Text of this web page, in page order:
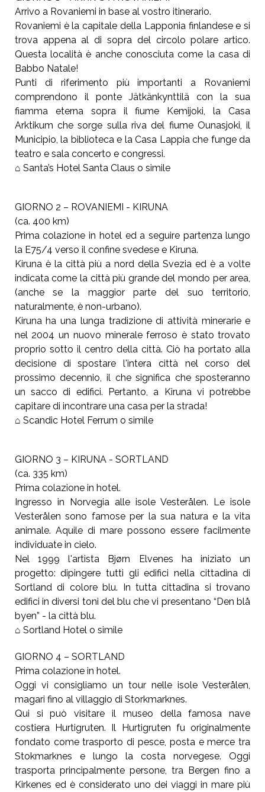
Arrivo a Rovaniemi in base al vostro itinerario.
Rovaniemi è la capitale della Lapponia finlandese e si
trova appena al di sopra del circolo polare artico.
Questa località è anche conosciuta come la casa di
Babbo Natale!
Punti di riferimento più importanti a Rovaniemi
comprendono il ponte Jätkänkynttilä con la sua
fiamma eterna sopra il fiume Kemijoki, la Casa
Arktikum che sorge sulla riva del fiume Ounasjoki, il
Municipio, la biblioteca e la Casa Lappia che funge da
teatro e sala concerto e congressi.
⌂ Santa’s Hotel Santa Claus o simile
GIORNO 2 – ROVANIEMI - KIRUNA
(ca. 400 km)
Prima colazione in hotel ed a seguire partenza lungo
la E75/4 verso il confine svedese e Kiruna.
Kiruna è la città più a nord della Svezia ed è a volte
indicata come la città più grande del mondo per area,
(anche se la maggior parte del suo territorio,
naturalmente, è non-urbano).
Kiruna ha una lunga tradizione di attività minerarie e
nel 2004 un nuovo minerale ferroso è stato trovato
proprio sotto il centro della città. Ciò ha portato alla
decisione di spostare l'intera città nel corso del
prossimo decennio, il che significa che sposteranno
un sacco di edifici. Pertanto, a Kiruna vi potrebbe
capitare di incontrare una casa per la strada!
⌂ Scandic Hotel Ferrum o simile
GIORNO 3 – KIRUNA - SORTLAND
(ca. 335 km)
Prima colazione in hotel.
Ingresso in Norvegia alle isole Vesterålen. Le isole
Vesterålen sono famose per la sua natura e la vita
animale. Aquile di mare possono essere facilmente
individuate in cielo.
Nel 1999 l'artista Bjørn Elvenes ha iniziato un
progetto: dipingere tutti gli edifici nella cittadina di
Sortland di colore blu. In tutta cittadina si trovano
edifici in diversi toni del blu che vi presentano “Den blå
byen” - la città blu.
⌂ Sortland Hotel o simile
GIORNO 4 – SORTLAND
Prima colazione in hotel.
Oggi vi consigliamo un tour nelle isole Vesterålen,
magari fino al villaggio di Storkmarknes.
Qui si può visitare il museo della famosa nave
costiera Hurtigruten. Il Hurtigruten fu originalmente
fondato come trasporto di pesce, posta e merce tra
Stokmarknes e lungo la costa norvegese. Oggi
trasporta principalmente persone, tra Bergen fino a
Kirkenes ed è considerato uno dei viaggi in mare più